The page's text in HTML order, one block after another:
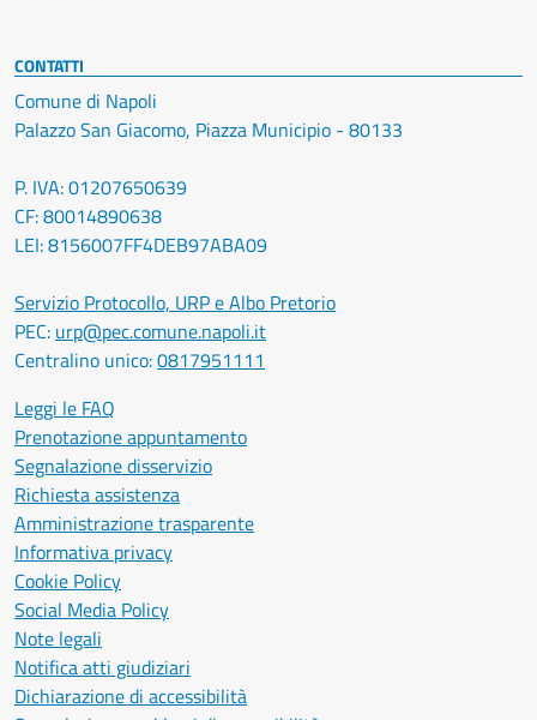
CONTATTI
Comune di Napoli
Palazzo San Giacomo, Piazza Municipio - 80133
P. IVA: 01207650639
CF: 80014890638
LEI: 8156007FF4DEB97ABA09
Servizio Protocollo, URP e Albo Pretorio
PEC: urp@pec.comune.napoli.it
Centralino unico:0817951111
Leggi le FAQ
Prenotazione appuntamento
Segnalazione disservizio
Richiesta assistenza
Amministrazione trasparente
Informativa privacy
Cookie Policy
Social Media Policy
Note legali
Notifica atti giudiziari
Dichiarazione di accessibilità